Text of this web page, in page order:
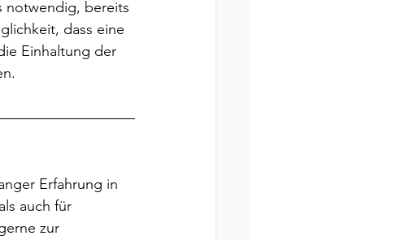
notwendig, bereits
dass eine
Einhaltung der
Erfahrung in
auch für
zur